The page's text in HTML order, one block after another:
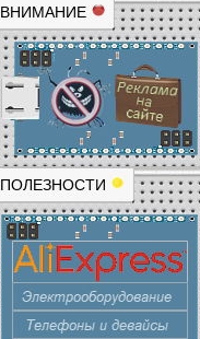
ВНИМАНИЕ
ПОЛЕЗНОСТИ